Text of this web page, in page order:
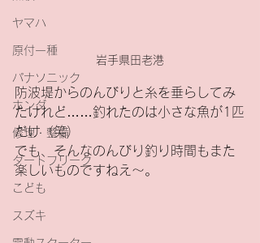
ヤマハ
原付一種
パナソニック
ホンダ
修理・整備
ダートフリーク
こども
スズキ
岩手県田老港
防波堤からのんびりと糸を垂らしてみ
たけれど……釣れたのは小さな魚が1匹
だけ（笑）
でも、そんなのんびり釣り時間もまた
楽しいものですねえ～。